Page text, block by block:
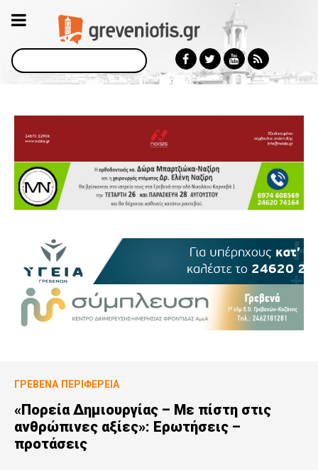
Αναζήτηση
ΓΡΕΒΕΝΆ ΠΕΡΙΦΈΡΕΙΑ
«Πορεία Δημιουργίας – Με πίστη στις
ανθρώπινες αξίες»: Ερωτήσεις –
προτάσεις